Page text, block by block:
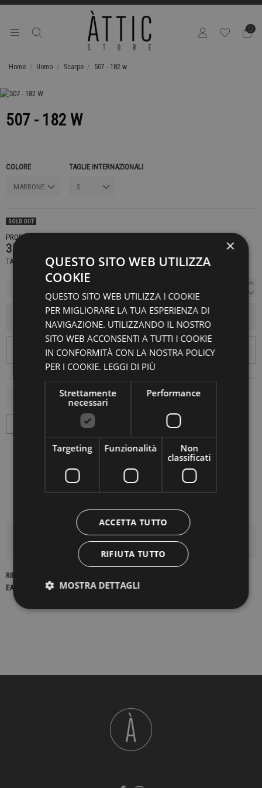
0
Home Uomo Scarpe 507 - 182 w
507 - 182 W
COLORE TAGLIE INTERNAZIONALI
SOLD OUT
PRODOTTO NON DISPONIBILE CONTATTACI PER SAPERE DI PIÙ
359,00 €
TASSE INCLUSE
AGGIUNGI AL CARRELLO
DETTAGLI DEL PRODOTTO
RIFERIMENTO
EAN13
2900000169401
×
QUESTO SITO WEB UTILIZZA
COOKIE
QUESTO SITO WEB UTILIZZA I COOKIE
PER MIGLIORARE LA TUA ESPERIENZA DI
NAVIGAZIONE. UTILIZZANDO IL NOSTRO
SITO WEB ACCONSENTI A TUTTI I COOKIE
IN CONFORMITÀ CON LA NOSTRA POLICY
PER I COOKIE. LEGGI DI PIÙ
Strettamente
necessari
Performance
Targeting Funzionalità
Non
classificati
ACCETTA TUTTO
RIFIUTA TUTTO
MOSTRA DETTAGLI